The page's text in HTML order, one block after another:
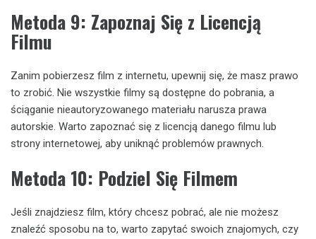
Metoda 9: Zapoznaj Się z Licencją
Filmu
Zanim pobierzesz film z internetu, upewnij się, że masz prawo
to zrobić. Nie wszystkie filmy są dostępne do pobrania, a
ściąganie nieautoryzowanego materiału narusza prawa
autorskie. Warto zapoznać się z licencją danego filmu lub
strony internetowej, aby uniknąć problemów prawnych.
Metoda 10: Podziel Się Filmem
Jeśli znajdziesz film, który chcesz pobrać, ale nie możesz
znaleźć sposobu na to, warto zapytać swoich znajomych, czy